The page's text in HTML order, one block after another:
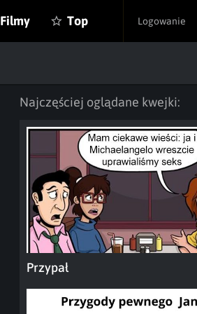
Logowanie
Filmy Top
Najczęściej oglądane kwejki:
Przypał